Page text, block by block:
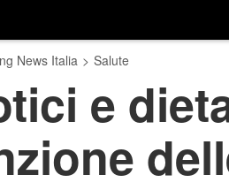
News Italia > Salute
e